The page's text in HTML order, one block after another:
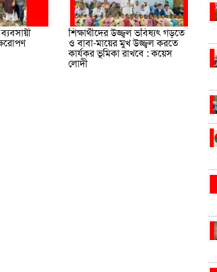
শিক্ষার্থীদের উজ্জ্বল ভবিষ্যৎ গড়তে
ও বাবা-মায়ের মুখ উজ্জ্বল করতে
কার্যকর ভূমিকা রাখবে : কয়েস
লোদী